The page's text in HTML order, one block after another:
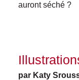
auront séché ?
par Katy